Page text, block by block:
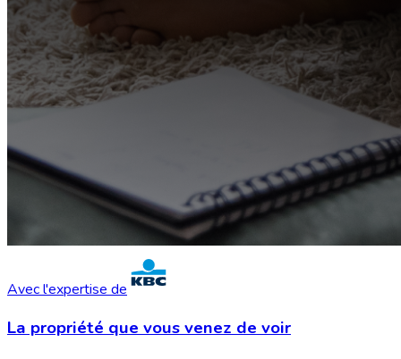
Avec l'expertise de
La propriété que vousvenez de voir